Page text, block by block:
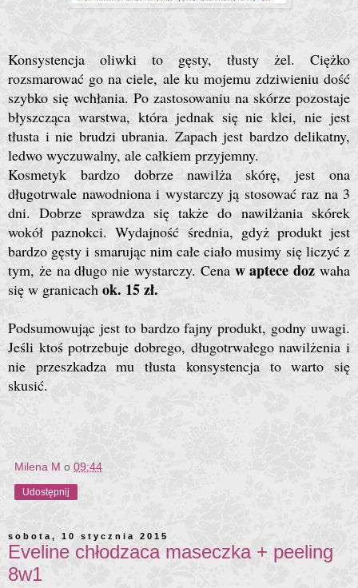
Konsystencja oliwki to gęsty, tłusty żel. Ciężko
rozsmarować go na ciele, ale ku mojemu zdziwieniu dość
szybko się wchłania. Po zastosowaniu na skórze pozostaje
błyszcząca warstwa, która jednak się nie klei, nie jest
tłusta i nie brudzi ubrania. Zapach jest bardzo delikatny,
ledwo wyczuwalny, ale całkiem przyjemny.
Kosmetyk bardzo dobrze nawilża skórę, jest ona
długotrwale nawodniona i wystarczy ją stosować raz na 3
dni. Dobrze sprawdza się także do nawilżania skórek
wokół paznokci. Wydajność średnia, gdyż produkt jest
bardzo gęsty i smarując nim całe ciało musimy się liczyć z
tym, że na długo nie wystarczy. Cena w aptece doz waha
się w granicach ok. 15 zł.
Podsumowując jest to bardzo fajny produkt, godny uwagi.
Jeśli ktoś potrzebuje dobrego, długotrwałego nawilżenia i
nie przeszkadza mu tłusta konsystencja to warto się
skusić.
Milena M o 09:44
Udostępnij
sobota, 10 stycznia 2015
Eveline chłodzaca maseczka + peeling
8w1